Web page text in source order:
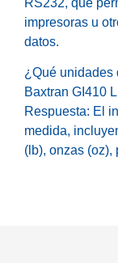
RS232, que
impresoras u
datos.
¿Qué unidades
Baxtran GI410
Respuesta: El
medida,
(lb), onzas (oz),